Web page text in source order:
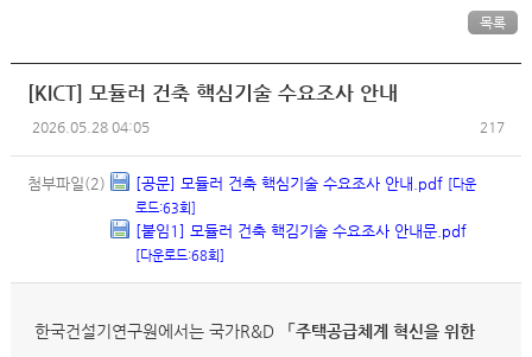
목록
[KICT] 모듈러 건축 핵심기술 수요조사 안내
2026.05.28 04:05 217
첨부파일(2) [공문] 모듈러 건축 핵심기술 수요조사 안내.pdf [다운
로드:63회]
[붙임1] 모듈러 건축 핵김기술 수요조사 안내문.pdf
[다운로드:68회]
한국건설기연구원에서는 국가R&D
「주택공급체계 혁신을 위한